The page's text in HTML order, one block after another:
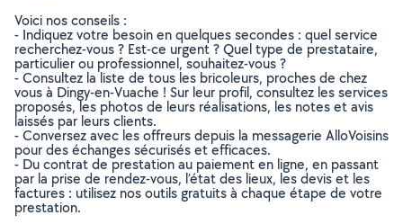
Voici nos conseils :
- Indiquez votre besoin en quelques secondes : quel service
recherchez-vous ? Est-ce urgent ? Quel type de prestataire,
particulier ou professionnel, souhaitez-vous ?
- Consultez la liste de tous les bricoleurs, proches de chez
vous à Dingy-en-Vuache ! Sur leur profil, consultez les services
proposés, les photos de leurs réalisations, les notes et avis
laissés par leurs clients.
- Conversez avec les offreurs depuis la messagerie AlloVoisins
pour des échanges sécurisés et efficaces.
- Du contrat de prestation au paiement en ligne, en passant
par la prise de rendez-vous, l’état des lieux, les devis et les
factures : utilisez nos outils gratuits à chaque étape de votre
prestation.